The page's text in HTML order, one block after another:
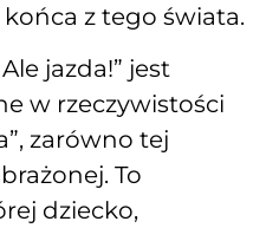
z tego świata.
jazda!” jest
w rzeczywistości
zarówno tej
To
dziecko,